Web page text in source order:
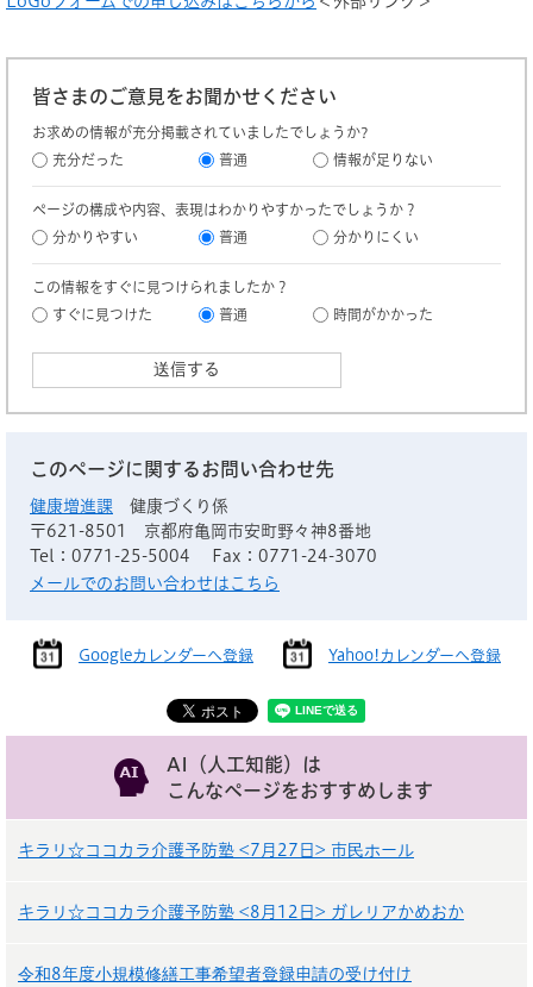
皆さまのご意見をお聞かせください
お求めの情報が充分掲載されていましたでしょうか?
充分だった
普通 情報が足りない
ページの構成や内容、表現はわかりやすかったでしょうか？
分かりやすい
普通 分かりにくい
この情報をすぐに見つけられましたか？
すぐに見つけた
普通 時間がかかった
このページに関するお問い合わせ先
健康増進課
健康づくり係
〒621-8501
京都府亀岡市安町野々神8番地
Tel：0771-25-5004
Fax：0771-24-3070
メールでのお問い合わせはこちら
Googleカレンダーへ登録 Yahoo!カレンダーへ登録
AI（人工知能）は
こんなページをおすすめします
キラリ☆ココカラ介護予防塾 <7月27日> 市民ホール
キラリ☆ココカラ介護予防塾 <8月12日> ガレリアかめおか
令和8年度小規模修繕工事希望者登録申請の受け付け